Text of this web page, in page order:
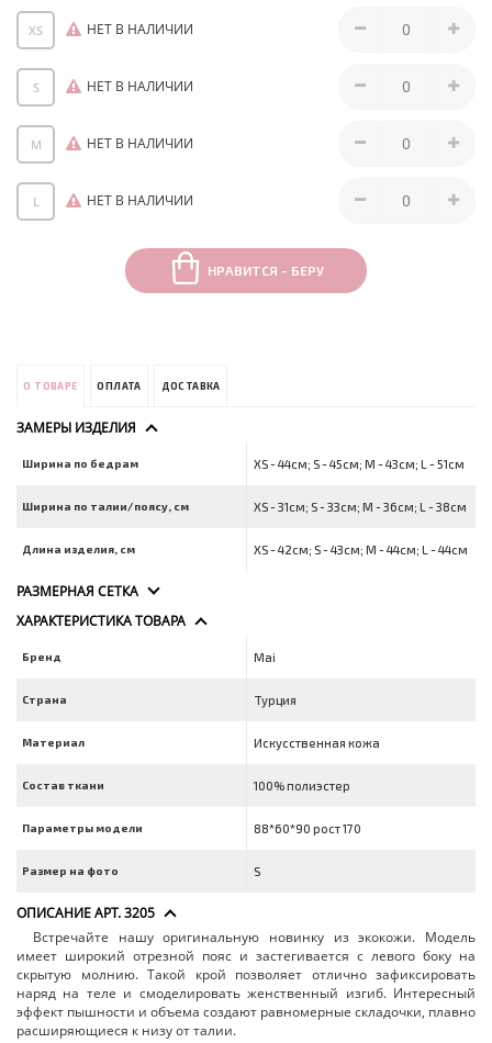
XS НЕТ В НАЛИЧИИ
S НЕТ В НАЛИЧИИ
M НЕТ В НАЛИЧИИ
L НЕТ В НАЛИЧИИ
НРАВИТСЯ - БЕРУ
О ТОВАРЕ ОПЛАТА ДОСТАВКА
ЗАМЕРЫ ИЗДЕЛИЯ
Ширина по бедрам XS - 44см; S - 45см; M - 43см; L - 51см
Ширина по талии/поясу, см XS - 31см; S - 33см; M - 36см; L - 38см
Длина изделия, см XS - 42см; S - 43см; M - 44см; L - 44см
РАЗМЕРНАЯ СЕТКА
ХАРАКТЕРИСТИКА ТОВАРА
Бренд Mai
Страна Турция
Материал Искусственная кожа
Состав ткани 100% полиэстер
Параметры модели 88*60*90 рост 170
Размер на фото S
ОПИСАНИЕ АРТ. 3205
Встречайте нашу оригинальную новинку из экокожи. Модель
имеет широкий отрезной пояс и застегивается с левого боку на
скрытую молнию. Такой крой позволяет отлично зафиксировать
наряд на теле и смоделировать женственный изгиб. Интересный
эффект пышности и объема создают равномерные складочки, плавно
расширяющиеся к низу от талии.